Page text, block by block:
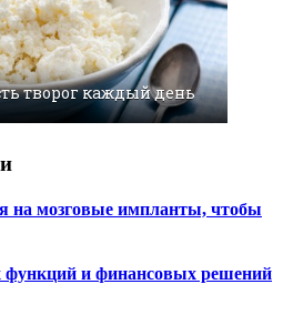
творог каждый день
на мозговые импланты, чтобы
функций и финансовых решений